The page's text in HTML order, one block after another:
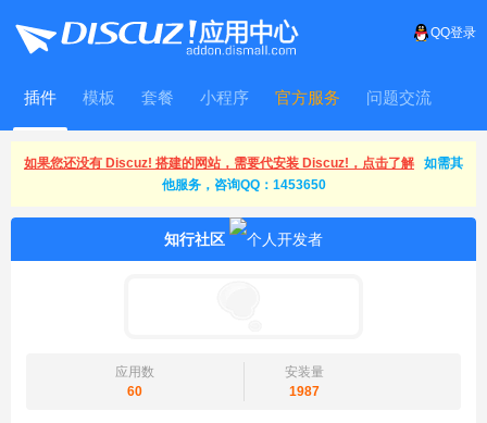
QQ登录
插件 模板 套餐 小程序 官方服务 问题交流
WitFrame
如果您还没有 Discuz! 搭建的网站，需要代安装 Discuz!，点击了解
如需其
他服务，咨询QQ：1453650
知行社区
应用数
60
安装量
1987